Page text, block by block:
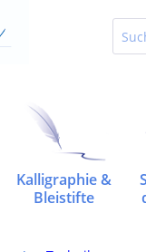
Kalligraphie &
Bleistifte